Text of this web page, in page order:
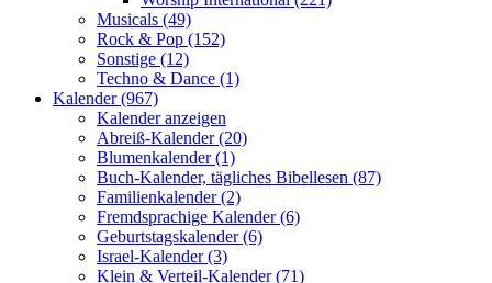
Musicals (49)
Rock & Pop (152)
Sonstige (12)
Techno & Dance (1)
Kalender (967)
Kalender anzeigen
Abreiß-Kalender (20)
Blumenkalender (1)
Buch-Kalender, tägliches Bibellesen (87)
Familienkalender (2)
Fremdsprachige Kalender (6)
Geburtstagskalender (6)
Israel-Kalender (3)
Klein & Verteil-Kalender (71)